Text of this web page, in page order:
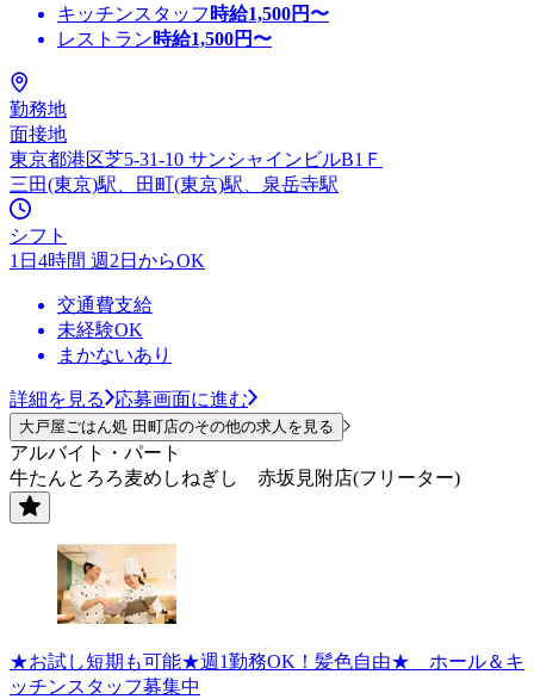
キッチンスタッフ 時給1,500円〜
レストラン時給1,500円〜
勤務地
面接地
東京都港区芝5-31-10 サンシャインビルB1Ｆ
三田(東京)駅、田町(東京)駅、泉岳寺駅
シフト
1日4時間 週2日からOK
交通費支給
未経験OK
まかないあり
詳細を見る 応募画面に進む
大戸屋ごはん処 田町店のその他の求人を見る
アルバイト・パート
牛たんとろろ麦めしねぎし 赤坂見附店(フリーター)
★お試し短期も可能★週1勤務OK！髪色自由★ ホール＆キ
ッチンスタッフ募集中